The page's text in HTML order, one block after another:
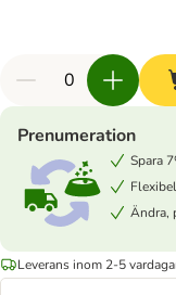
Prenumeration
Spara
Ändra,
Leverans inom 2-5